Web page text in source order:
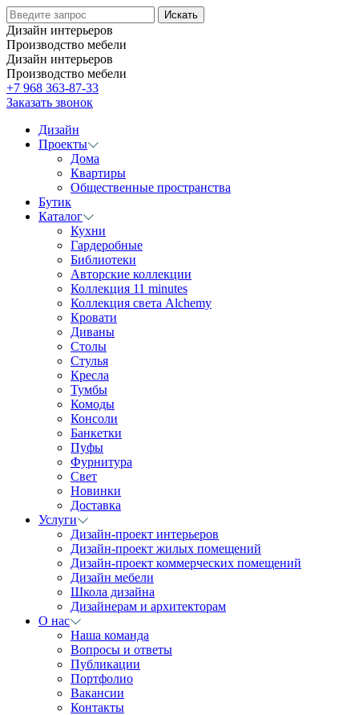
Дизайн интерьеров
Производство мебели
Дизайн интерьеров
Производство мебели
+7 968 363-87-33
Заказать звонок
Дизайн
Проекты
Дома
Квартиры
Общественные пространства
Бутик
Каталог
Кухни
Гардеробные
Библиотеки
Авторские коллекции
Коллекция 11 minutes
Коллекция света Alchemy
Кровати
Диваны
Столы
Стулья
Кресла
Тумбы
Комоды
Консоли
Банкетки
Пуфы
Фурнитура
Свет
Новинки
Доставка
Услуги
Дизайн-проект интерьеров
Дизайн-проект жилых помещений
Дизайн-проект коммерческих помещений
Дизайн мебели
Школа дизайна
Дизайнерам и архитекторам
О нас
Наша команда
Вопросы и ответы
Публикации
Портфолио
Вакансии
Контакты